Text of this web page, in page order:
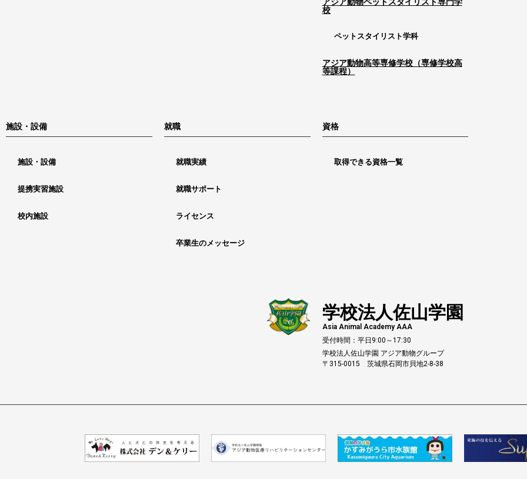
アジア動物ペットスタイリスト専門学
校
ペットスタイリスト学科
アジア動物高等専修学校（専修学校高
等課程）
施設・設備
施設・設備
提携実習施設
校内施設
就職
就職実績
就職サポート
ライセンス
卒業生のメッセージ
資格
取得できる資格一覧
学校法人佐山学園
Asia Animal Academy AAA
受付時間：平日9:00～17:30
学校法人佐山学園 アジア動物グループ
〒315-0015 茨城県石岡市貝地2-8-38